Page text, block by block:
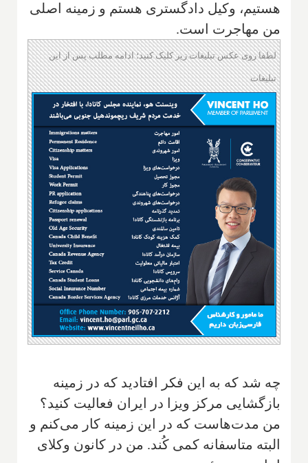
هستیم، وکیل دادگستری هستم و زمینه اصلی
من مهاجرت است.
لطفا روی عکس تبلیغات زیر کلیک کنید؛ ادامه مطلب پس از این
تبلیغات
چه شد که به این فکر افتادید که در زمینه
بازگشایی مرکز ویزا در ایران فعالیت کنید؟
من مدت‌هاست که در این زمینه کار می‌کنم و
البته متاسفانه کمی کُند. من در‌ کانون وکلای